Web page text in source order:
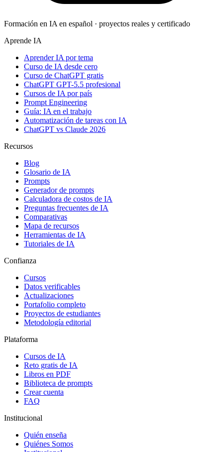
Formación en IA en español · proyectos reales y certificado
Aprende IA
Aprender IA por tema
Curso de IA desde cero
Curso de ChatGPT gratis
ChatGPT GPT-5.5 profesional
Cursos de IA por país
Prompt Engineering
Guía: IA en el trabajo
Automatización de tareas con IA
ChatGPT vs Claude 2026
Recursos
Blog
Glosario de IA
Prompts
Generador de prompts
Calculadora de costos de IA
Preguntas frecuentes de IA
Comparativas
Mapa de recursos
Herramientas de IA
Tutoriales de IA
Confianza
Cursos
Datos verificables
Actualizaciones
Portafolio completo
Proyectos de estudiantes
Metodología editorial
Plataforma
Cursos de IA
Reto gratis de IA
Libros en PDF
Biblioteca de prompts
Crear cuenta
FAQ
Institucional
Quién enseña
Quiénes Somos